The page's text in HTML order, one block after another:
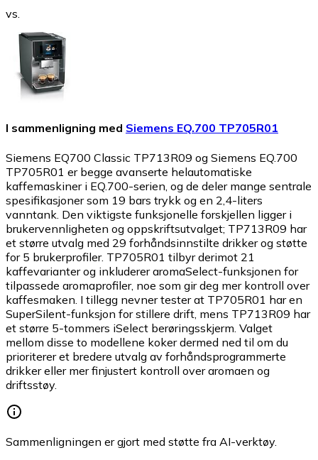
vs.
I sammenligning med Siemens EQ.700 TP705R01
Siemens EQ700 Classic TP713R09 og Siemens EQ.700
TP705R01 er begge avanserte helautomatiske
kaffemaskiner i EQ.700-serien, og de deler mange sentrale
spesifikasjoner som 19 bars trykk og en 2,4-liters
vanntank. Den viktigste funksjonelle forskjellen ligger i
brukervennligheten og oppskriftsutvalget; TP713R09 har
et større utvalg med 29 forhåndsinnstilte drikker og støtte
for 5 brukerprofiler. TP705R01 tilbyr derimot 21
kaffevarianter og inkluderer aromaSelect-funksjonen for
tilpassede aromaprofiler, noe som gir deg mer kontroll over
kaffesmaken. I tillegg nevner tester at TP705R01 har en
SuperSilent-funksjon for stillere drift, mens TP713R09 har
et større 5-tommers iSelect berøringsskjerm. Valget
mellom disse to modellene koker dermed ned til om du
prioriterer et bredere utvalg av forhåndsprogrammerte
drikker eller mer finjustert kontroll over aromaen og
driftsstøy.
Sammenligningen er gjort med støtte fra AI-verktøy.